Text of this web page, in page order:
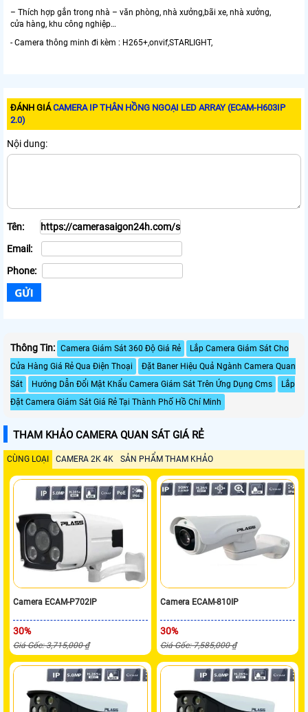
– Thích hợp gắn trong nhà – văn phòng, nhà xưởng,bãi xe, nhà xưởng,
cửa hàng, khu công nghiệp…
- Camera thông minh đi kèm : H265+,onvif,STARLIGHT,
ĐÁNH GIÁCAMERA IP THÂN HỒNG NGOẠI LED ARRAY (ECAM-H603IP
2.0)
Nội dung:
Tên:
Email:
Phone:
Thông Tin: Camera Giám Sát 360 Độ Giá Rẻ
Lắp Camera Giám Sát Cho
Cửa Hàng Giá Rẻ Qua Điện Thoại
Đặt Baner Hiệu Quả Ngành Camera Quan
Sát
Hướng Dẫn Đổi Mật Khẩu Camera Giám Sát Trên Ứng Dụng Cms
Lắp
Đặt Camera Giám Sát Giá Rẻ Tại Thành Phố Hồ Chí Minh
THAM KHẢO CAMERA QUAN SÁT GIÁ RẺ
CÙNG LOẠI CAMERA 2K 4K SẢN PHẨM THAM KHẢO
Camera ECAM-P702IP
30%
Giá Gốc: 3,715,000 ₫
Camera ECAM-810IP
30%
Giá Gốc: 7,585,000 ₫